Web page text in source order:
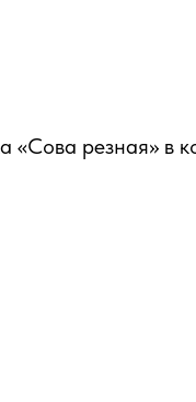
«Сова резная» в